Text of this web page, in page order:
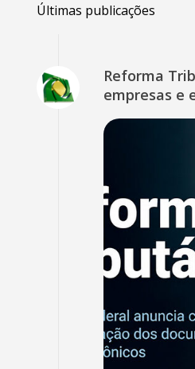
Últimas publicações
Reforma
empresas e